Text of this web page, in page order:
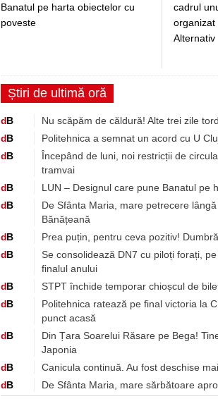
Banatul pe harta obiectelor cu
poveste
cadrul
organizat
Alternativ
Știri de ultimă oră
dB
Nu scăpăm de căldură! Alte trei zile
dB
Politehnica a semnat un acord cu U
dB
Începând de luni, noi restricții de
tramvai
dB
LUN – Designul care pune Banatul pe
dB
De Sfânta Maria, mare petrecere
Bănățeană
dB
Prea puțin, pentru ceva pozitiv!
dB
Se consolidează DN7 cu piloți forați,
finalul anului
dB
STPT închide temporar chioșcul de
dB
Politehnica ratează pe final victoria la
punct acasă
dB
Din Țara Soarelui Răsare pe Bega!
Japonia
dB
Canicula continuă. Au fost deschise
dB De Sfânta Maria, mare sărbătoare